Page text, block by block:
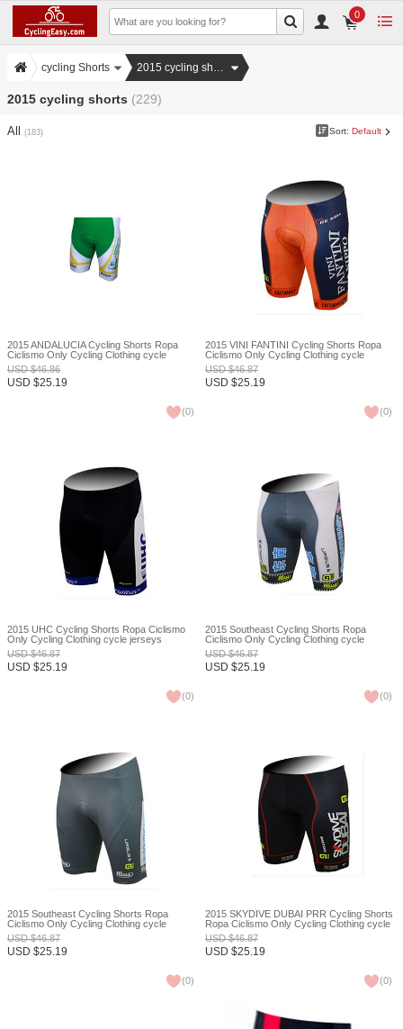
0
cycling Shorts 2015 cycling shorts
2015 cycling shorts (229)
All (183) Sort: Default
2015 ANDALUCIA Cycling Shorts Ropa
Ciclismo Only Cycling Clothing cycle
jerseys Ciclismo bicicletas maillot ciclismo
XXS
USD$46.86
USD $25.19
(0)
2015 VINI FANTINI Cycling Shorts Ropa
Ciclismo Only Cycling Clothing cycle
jerseys Ciclismo bicicletas maillot ciclismo
XXS
USD$46.87
USD $25.19
(0)
2015 UHC Cycling Shorts Ropa Ciclismo
Only Cycling Clothing cycle jerseys
Ciclismo bicicletas maillot ciclismo XXS
USD$46.87
USD $25.19
(0)
2015 Southeast Cycling Shorts Ropa
Ciclismo Only Cycling Clothing cycle
jerseys Ciclismo bicicletas maillot ciclismo
XXS
USD$46.87
USD $25.19
(0)
2015 Southeast Cycling Shorts Ropa
Ciclismo Only Cycling Clothing cycle
jerseys Ciclismo bicicletas maillot ciclismo
XXS
USD$46.87
USD $25.19
(0)
2015 SKYDIVE DUBAI PRR Cycling Shorts
Ropa Ciclismo Only Cycling Clothing cycle
jerseys Ciclismo bicicletas maillot ciclismo
XXS
USD$46.87
USD $25.19
(0)